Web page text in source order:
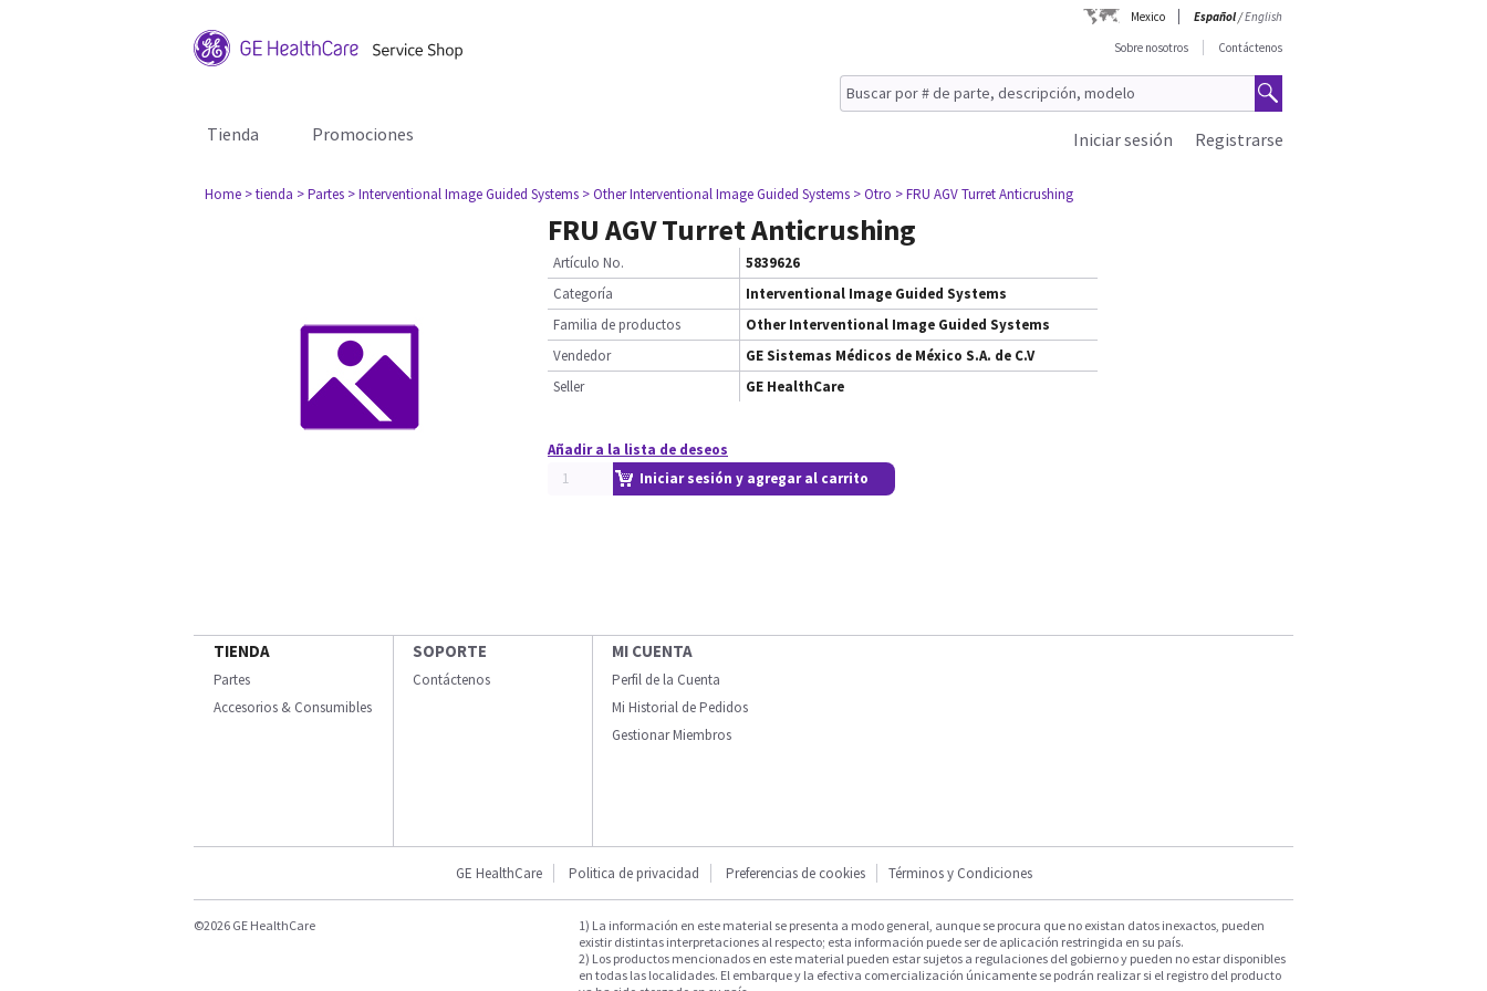
Mexico Español/English
Sobre nosotros
Contáctenos
Tienda Promociones Registrarse
Iniciar sesión
Home > tienda > Partes > Interventional Image Guided Systems > Other Interventional Image Guided Systems > Otro > FRU AGV Turret Anticrushing
FRU AGV Turret Anticrushing
Artículo No.
5839626
Categoría
Interventional Image Guided Systems
Familia de productos
Other Interventional Image Guided Systems
Vendedor
GE Sistemas Médicos de México S.A. de C.V
Seller
GE HealthCare
Añadir a la lista de deseos
Iniciar sesión y agregar al carrito
TIENDA
Partes
Accesorios & Consumibles
SOPORTE
Contáctenos
MI CUENTA
Perfil de la Cuenta
Mi Historial de Pedidos
Gestionar Miembros
GE HealthCare Politica de privacidad Preferencias de cookies Términos y Condiciones
©2026 GE HealthCare
1) La información en este material se presenta a modo general, aunque se procura que no existan datos inexactos, pueden
existir distintas interpretaciones al respecto; esta información puede ser de aplicación restringida en su país.
2) Los productos mencionados en este material pueden estar sujetos a regulaciones del gobierno y pueden no estar disponibles
en todas las localidades. El embarque y la efectiva comercialización únicamente se podrán realizar si el registro del producto